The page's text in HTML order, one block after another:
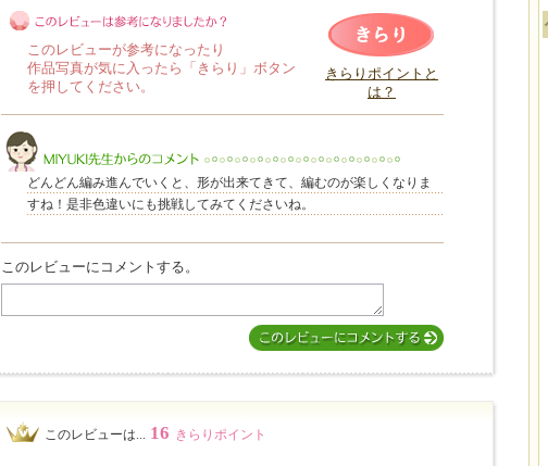
このレビューは参考になりましたか？
このレビューが参考になったり
作品写真が気に入ったら「きらり」ボタン
を押してください。
きらりポイントと
は？
どんどん編み進んでいくと、形が出来てきて、編むのが楽しくなりま
すね！是非色違いにも挑戦してみてくださいね。
このレビューにコメントする。
このレビューは... 16 きらりポイント